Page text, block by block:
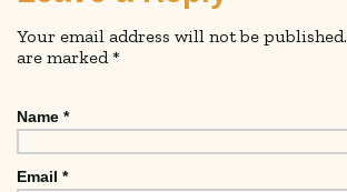
Your email address will not be published.
are marked*
Name *
Email *